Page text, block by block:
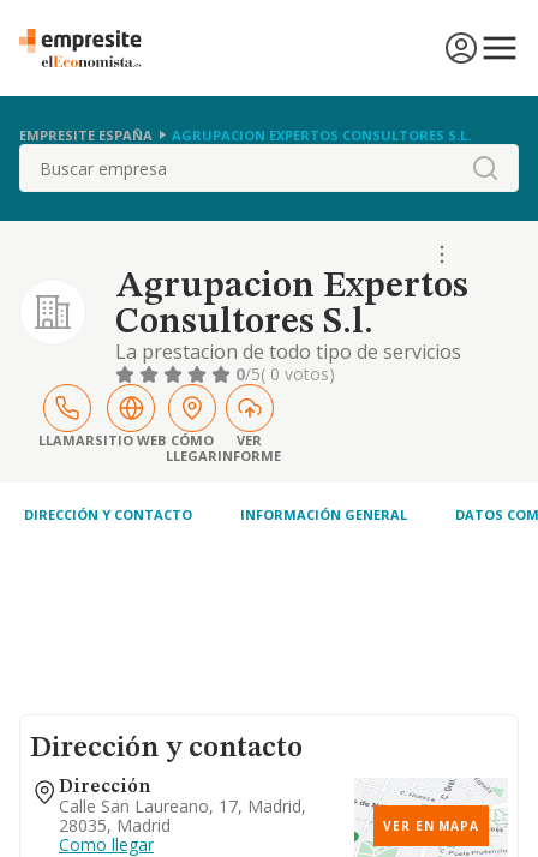
EMPRESITE ESPAÑA AGRUPACION EXPERTOS CONSULTORES S.L.
Buscar
Agrupacion Expertos
Consultores S.l.
La prestacion de todo tipo de servicios
profesionales, informes, estudios,
auditorias, evaluaciones, cursos y
seminarios orientados a recursos humanos.
a formacion y seleccion de personal y a
management
0/5( 0 votos)
LLAMARSITIO WEB CÓMO
LLEGAR
VER
INFORME
DIRECCIÓN Y CONTACTO INFORMACIÓN GENERAL DATOS
Dirección y contacto
Dirección
Calle San Laureano, 17, Madrid,
28035, Madrid
Como llegar
VER EN MAPA